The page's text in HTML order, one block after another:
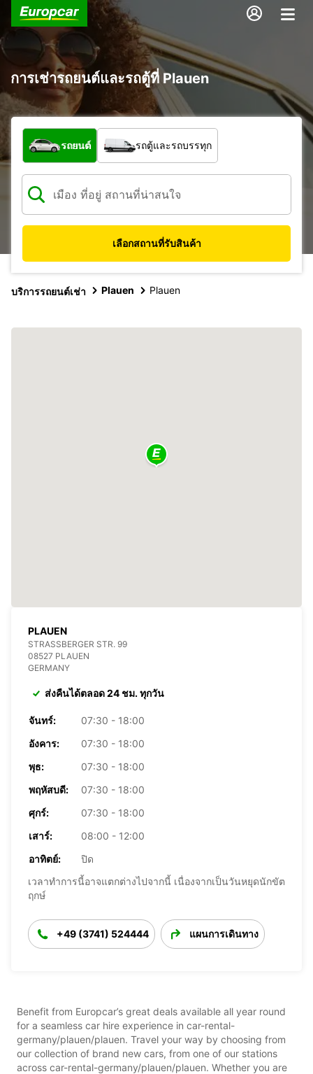
การเช่ารถยนต์และรถตู้ที่ Plauen
รถประเภทใด
รถยนต์ รถตู้และรถบรรทุก
เลือกสถานที่รับสินค้า
บริการรถยนต์เช่า Plauen Plauen
PLAUEN
STRASSBERGER STR. 99
08527 PLAUEN
GERMANY
ส่งคืนได้ตลอด 24 ชม. ทุกวัน
จันทร์:
07:30 - 18:00
อังคาร:
07:30 - 18:00
พุธ:
07:30 - 18:00
พฤหัสบดี:
07:30 - 18:00
ศุกร์:
07:30 - 18:00
เสาร์:
08:00 - 12:00
อาทิตย์:
ปิด
เวลาทำการนี้อาจแตกต่างไปจากนี้ เนื่องจากเป็นวันหยุดนักขัต
ฤกษ์
+49 (3741) 524444 แผนการเดินทาง
Benefit from Europcar’s great deals available all year round
for a seamless car hire experience in car-rental-
germany/plauen/plauen. Travel your way by choosing from
our collection of brand new cars, from one of our stations
across car-rental-germany/plauen/plauen. Whether you are